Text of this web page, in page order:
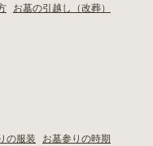
お墓の引越し（改葬）
の服装
お墓参りの時期